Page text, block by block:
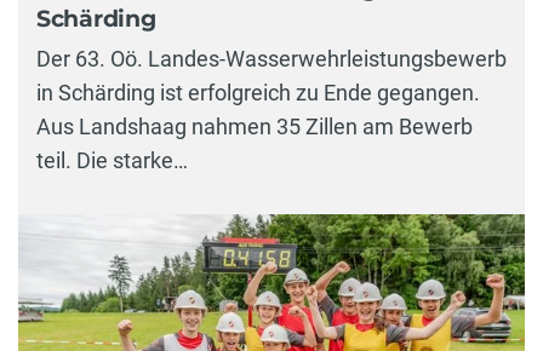
Schärding
Der 63. Oö. Landes-Wasserwehrleistungsbewerb
in Schärding ist erfolgreich zu Ende gegangen.
Aus Landshaag nahmen 35 Zillen am Bewerb
teil. Die starke…